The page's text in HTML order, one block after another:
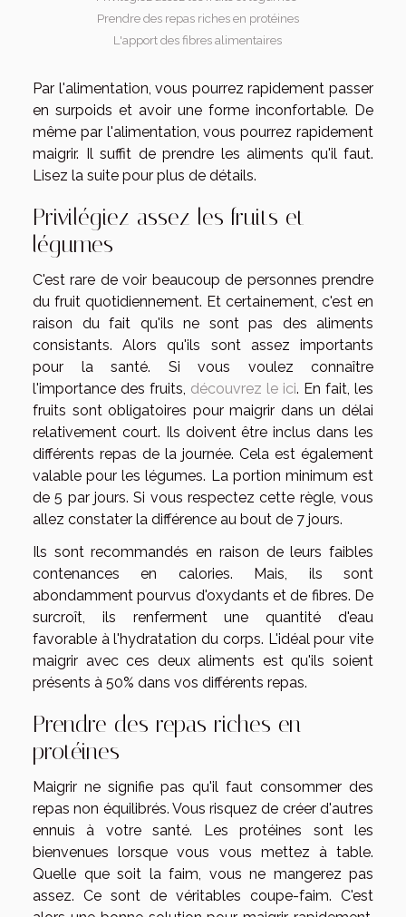
Prendre des repas riches en protéines
L'apport des fibres alimentaires
Par l'alimentation, vous pourrez rapidement passer
en surpoids et avoir une forme inconfortable. De
même par l'alimentation, vous pourrez rapidement
maigrir. Il suffit de prendre les aliments qu'il faut.
Lisez la suite pour plus de détails.
Privilégiez assez les fruits et
légumes
C'est rare de voir beaucoup de personnes prendre
du fruit quotidiennement. Et certainement, c'est en
raison du fait qu'ils ne sont pas des aliments
consistants. Alors qu'ils sont assez importants
pour la santé. Si vous voulez connaître
l'importance des fruits, découvrez le ici. En fait, les
fruits sont obligatoires pour maigrir dans un délai
relativement court. Ils doivent être inclus dans les
différents repas de la journée. Cela est également
valable pour les légumes. La portion minimum est
de 5 par jours. Si vous respectez cette règle, vous
allez constater la différence au bout de 7 jours.
Ils sont recommandés en raison de leurs faibles
contenances en calories. Mais, ils sont
abondamment pourvus d'oxydants et de fibres. De
surcroît, ils renferment une quantité d'eau
favorable à l'hydratation du corps. L'idéal pour vite
maigrir avec ces deux aliments est qu'ils soient
présents à 50% dans vos différents repas.
Prendre des repas riches en
protéines
Maigrir ne signifie pas qu'il faut consommer des
repas non équilibrés. Vous risquez de créer d'autres
ennuis à votre santé. Les protéines sont les
bienvenues lorsque vous vous mettez à table.
Quelle que soit la faim, vous ne mangerez pas
assez. Ce sont de véritables coupe-faim. C'est